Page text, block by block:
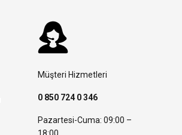
Müşteri Hizmetleri
0 850 724 0 346
Pazartesi-Cuma: 09:00 –